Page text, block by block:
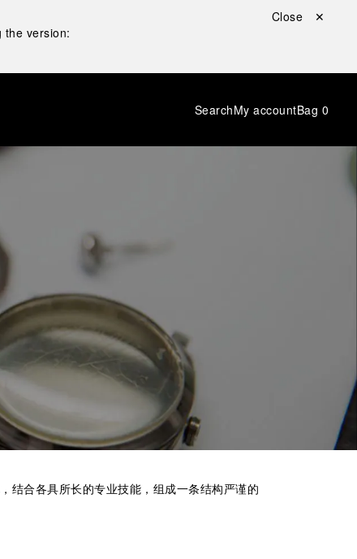
the version:
Close ✕
SearchMy accountBag 0
结合各具所长的专业技能，组成一条结构严谨的